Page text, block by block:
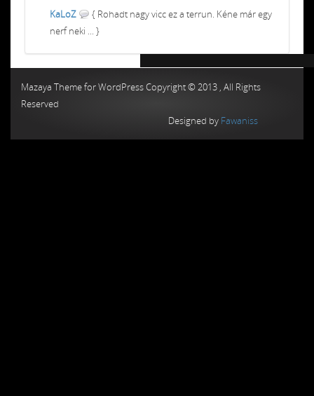
KaLoZ
{ Rohadt nagy vicc ez a terrun. Kéne már egy
nerf neki ... }
Mazaya Theme for WordPress Copyright © 2013 , All Rights
Reserved
Designed by Fawaniss